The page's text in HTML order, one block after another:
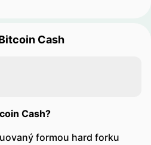
Cash
Cash?
formou hard forku